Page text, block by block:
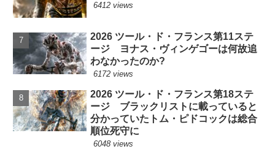
6412 views
2026 ツール・ド・フランス第11ステ
ージ ヨナス・ヴィンゲゴーは何故追
わなかったのか?
6172 views
2026 ツール・ド・フランス第18ステ
ージ ブラックリストに載っていると
分かっていたトム・ピドコックは総合
順位死守に
6048 views